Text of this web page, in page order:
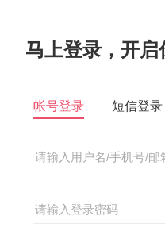
马上登录，开
帐号登录 短信登录